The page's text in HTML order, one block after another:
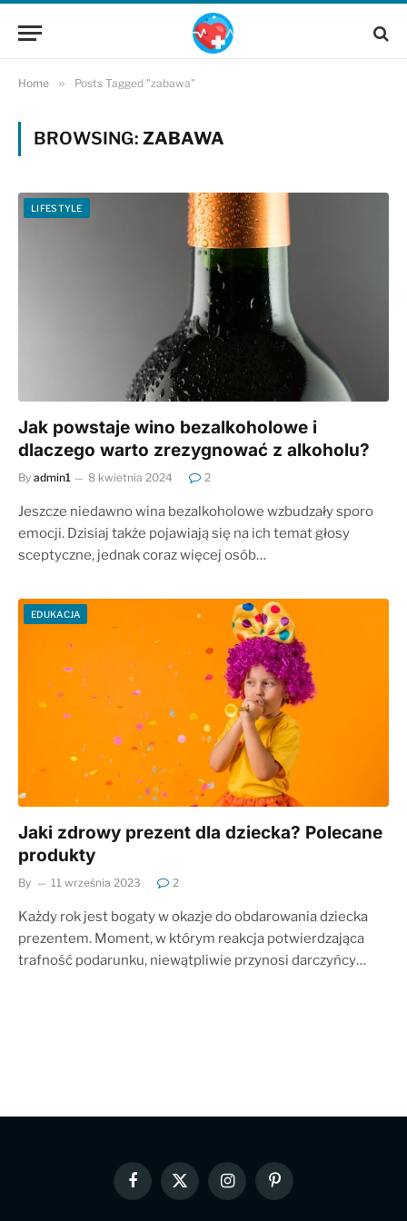
Home » Posts Tagged "zabawa"
BROWSING: ZABAWA
LIFESTYLE
Jak powstaje wino bezalkoholowe i
dlaczego warto zrezygnować z alkoholu?
By admin1 8 kwietnia 2024 2
Jeszcze niedawno wina bezalkoholowe wzbudzały sporo
emocji. Dzisiaj także pojawiają się na ich temat głosy
sceptyczne, jednak coraz więcej osób…
EDUKACJA
Jaki zdrowy prezent dla dziecka? Polecane
produkty
By 11 września 2023 2
Każdy rok jest bogaty w okazje do obdarowania dziecka
prezentem. Moment, w którym reakcja potwierdzająca
trafność podarunku, niewątpliwie przynosi darczyńcy…
Facebook
X
(Twitter)
InstagramPinterest